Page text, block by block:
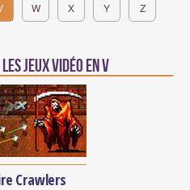
W X Y Z
jeux vidéo en v
Crawlers